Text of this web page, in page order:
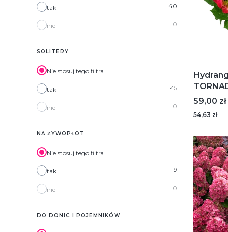
tak 40
nie 0
SOLITERY
Nie stosuj tego filtra
tak 45
nie 0
NA ŻYWOPŁOT
Nie stosuj tego filtra
tak 9
nie 0
DO DONIC I POJEMNIKÓW
Cena
59,00 zł
54,63 zł